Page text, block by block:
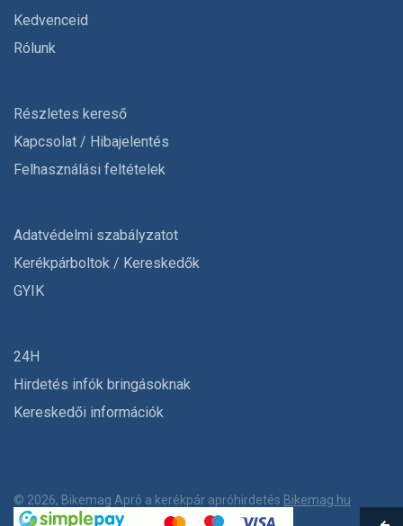
Kedvenceid
Rólunk
Részletes kereső
Kapcsolat / Hibajelentés
Felhasználási feltételek
Adatvédelmi szabályzatot
Kerékpárboltok / Kereskedők
GYIK
24H
Hirdetés infók bringásoknak
Kereskedői információk
© 2026, Bikemag Apró a kerékpár apróhirdetés Bikemag.hu